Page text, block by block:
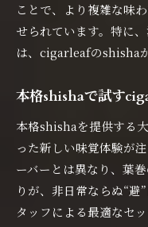
ことで、より複雑な味
せられています。特に
は、cigarleafのshisha
本格shishaで試す
本格shishaを提供する
った新しい味覚体験が
ーバーとは異なり、葉
りが、非日常ならぬ“避
タッフによる最適なセ